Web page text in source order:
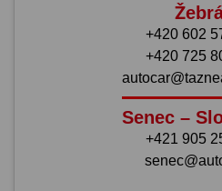
+420 602
+420 725
Senec –
+421 905